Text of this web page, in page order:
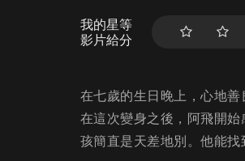
我的星等
影片給分
在七歲的生日晚上，心地
在這次變身之後，阿飛開
孩簡直是天差地別。他能找